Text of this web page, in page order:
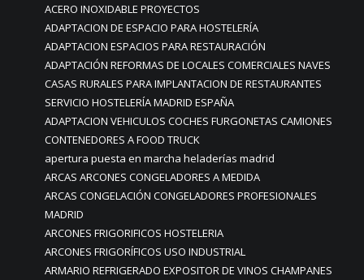
ACERO INOXIDABLE PROYECTOS
ADAPTACION DE ESPACIO PARA HOSTELERÍA
ADAPTACION ESPACIOS PARA RESTAURACIÓN
ADAPTACIÓN REFORMAS DE LOCALES COMERCIALES NAVES
CASAS RURALES PARA IMPLANTACION DE RESTAURANTES
SERVICIO HOSTELERÍA MADRID ESPAÑA
ADAPTACION VEHICULOS COCHES FURGONETAS CAMIONES
CONTENEDORES A FOOD TRUCK
apertura puesta en marcha heladerías madrid
ARCAS ARCONES CONGELADORES A MEDIDA
ARCAS CONGELACIÓN CONGELADORES PROFESIONALES
MADRID
ARCONES FRIGORIFICOS HOSTELERIA
ARCONES FRIGORÍFICOS USO INDUSTRIAL
ARMARIO REFRIGERADO EXPOSITOR DE VINOS CHAMPANES